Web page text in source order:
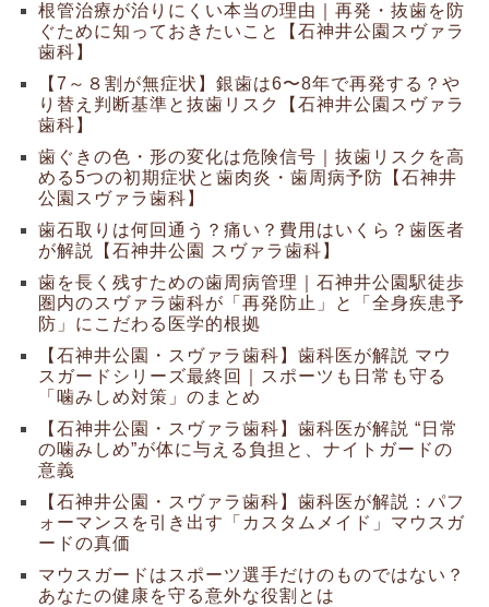
根管治療が治りにくい本当の理由｜再発・抜歯を防
ぐために知っておきたいこと【石神井公園スヴァラ
歯科】
【7～８割が無症状】銀歯は6〜8年で再発する？や
り替え判断基準と抜歯リスク【石神井公園スヴァラ
歯科】
歯ぐきの色・形の変化は危険信号｜抜歯リスクを高
める5つの初期症状と歯肉炎・歯周病予防【石神井
公園スヴァラ歯科】
歯石取りは何回通う？痛い？費用はいくら？歯医者
が解説【石神井公園 スヴァラ歯科】
歯を長く残すための歯周病管理｜石神井公園駅徒歩
圏内のスヴァラ歯科が「再発防止」と「全身疾患予
防」にこだわる医学的根拠
【石神井公園・スヴァラ歯科】歯科医が解説 マウ
スガードシリーズ最終回｜スポーツも日常も守る
「噛みしめ対策」のまとめ
【石神井公園・スヴァラ歯科】歯科医が解説 “日常
の噛みしめ”が体に与える負担と、ナイトガードの
意義
【石神井公園・スヴァラ歯科】歯科医が解説：パフ
ォーマンスを引き出す「カスタムメイド」マウスガ
ードの真価
マウスガードはスポーツ選手だけのものではない？
あなたの健康を守る意外な役割とは